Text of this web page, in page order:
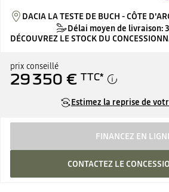
DACIA LA TESTE DE BUCH - CÔTE
Délai moyen de livraison:
DÉCOUVREZ LE STOCK DU
prix conseillé
29 350 € TTC*
Estimez la reprise de
FINANCEZ EN
CONTACTEZ LE